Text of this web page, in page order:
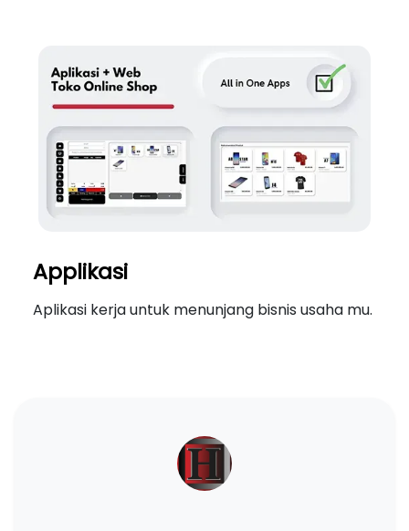
Applikasi
Aplikasi kerja untuk menunjang bisnis usaha mu.